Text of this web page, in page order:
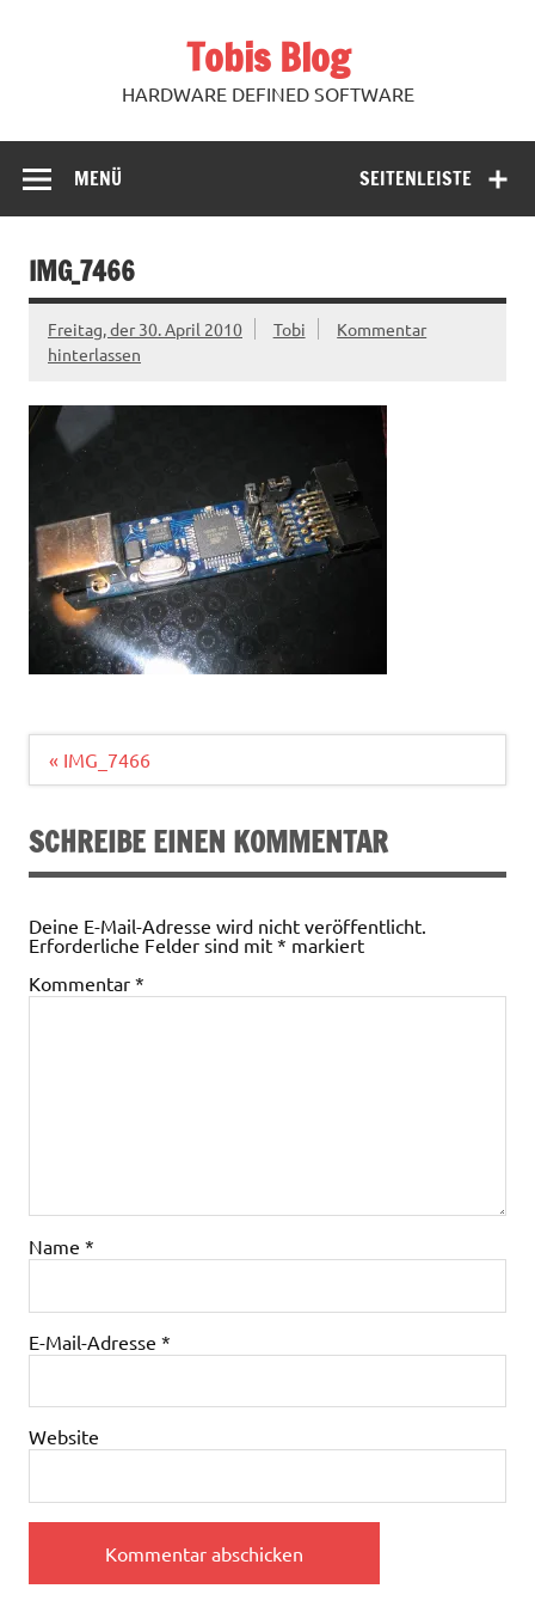
Tobis Blog
HARDWARE DEFINED SOFTWARE
SEITENLEISTE
MENÜ
IMG_7466
Freitag, der 30. April 2010 Tobi
Kommentar
hinterlassen
Beitragsnavigation
« IMG_7466
SCHREIBE EINEN KOMMENTAR
Deine E-Mail-Adresse wird nicht veröffentlicht.
Erforderliche Felder sind mit * markiert
Kommentar *
Name *
E-Mail-Adresse *
Website